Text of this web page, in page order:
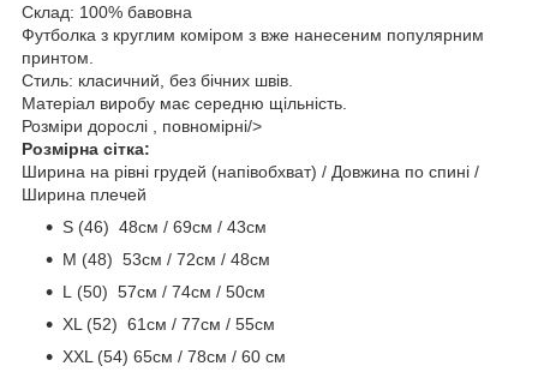
Склад: 100% бавовна
Футболка з круглим коміром з вже нанесеним популярним
принтом.
Стиль: класичний, без бічних швів.
Матеріал виробу має середню щільність.
Розміри дорослі , повномірні/>
Розмірна сітка:
Ширина на рівні грудей (напівобхват) / Довжина по спині /
Ширина плечей
S (46) 48cм / 69cм / 43см
M (48) 53см / 72см / 48cм
L (50) 57см / 74см / 50см
ХL (52) 61см / 77см / 55см
ХХL (54) 65см / 78см / 60 см